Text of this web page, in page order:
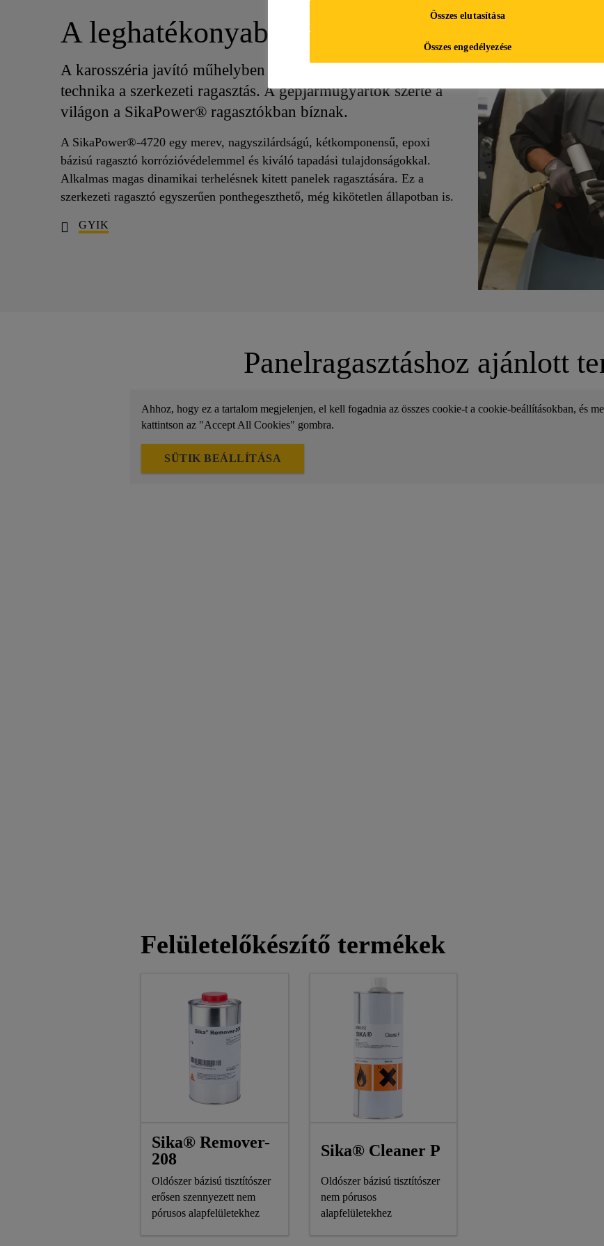
A leghatékonyabb kötési technika
A karosszéria javító műhelyben a leghatékonyabb kötési
technika a szerkezeti ragasztás. A gépjárműgyártók szerte a
világon a SikaPower® ragasztókban bíznak.
A SikaPower®-4720 egy merev, nagyszilárdságú, kétkomponensű, epoxi
bázisú ragasztó korrózióvédelemmel és kiváló tapadási tulajdonságokkal.
Alkalmas magas dinamikai terhelésnek kitett panelek ragasztására. Ez a
szerkezeti ragasztó egyszerűen ponthegeszthető, még kikötetlen állapotban is.
GYIK
Panelragasztáshoz ajánlott
Ahhoz, hogy ez a tartalom megjelenjen, el kell fogadnia az összes cookie-t a cookie-beállításokban, és
kattintson az "Accept All Cookies" gombra.
SÜTIK BEÁLLÍTÁSA
Felületelőkészítő termékek
Sika® Remover-
208
Oldószer bázisú tisztítószer
erősen szennyezett nem
pórusos alapfelületekhez
Sika® Cleaner P
Oldószer bázisú tisztítószer
nem pórusos
alapfelületekhez
Összes elutasítása
Összes engedélyezése